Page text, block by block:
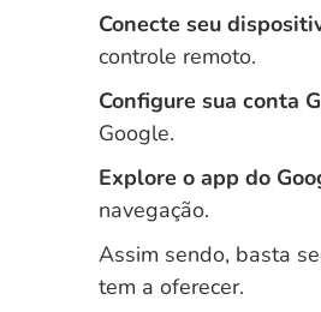
Conecte seu
controle remoto.
Configure sua conta
Google.
Explore o app do
navegação.
Assim sendo, basta
tem a oferecer.